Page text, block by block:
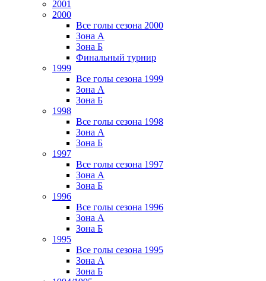
2001
2000
Все голы сезона 2000
Зона А
Зона Б
Финальный турнир
1999
Все голы сезона 1999
Зона А
Зона Б
1998
Все голы сезона 1998
Зона А
Зона Б
1997
Все голы сезона 1997
Зона А
Зона Б
1996
Все голы сезона 1996
Зона А
Зона Б
1995
Все голы сезона 1995
Зона А
Зона Б